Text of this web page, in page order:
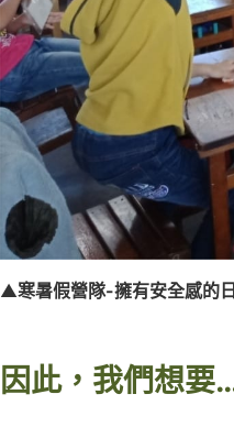
▲寒暑假營隊-擁有安全感的
因此，我們想要